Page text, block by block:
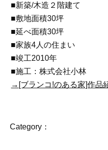
■新築/木造２階建て
■敷地面積30坪
■延べ面積30坪
■家族4人の住まい
■竣工2010年
■施工：株式会社小林
→[ブランコ!のある家]作品
Category：